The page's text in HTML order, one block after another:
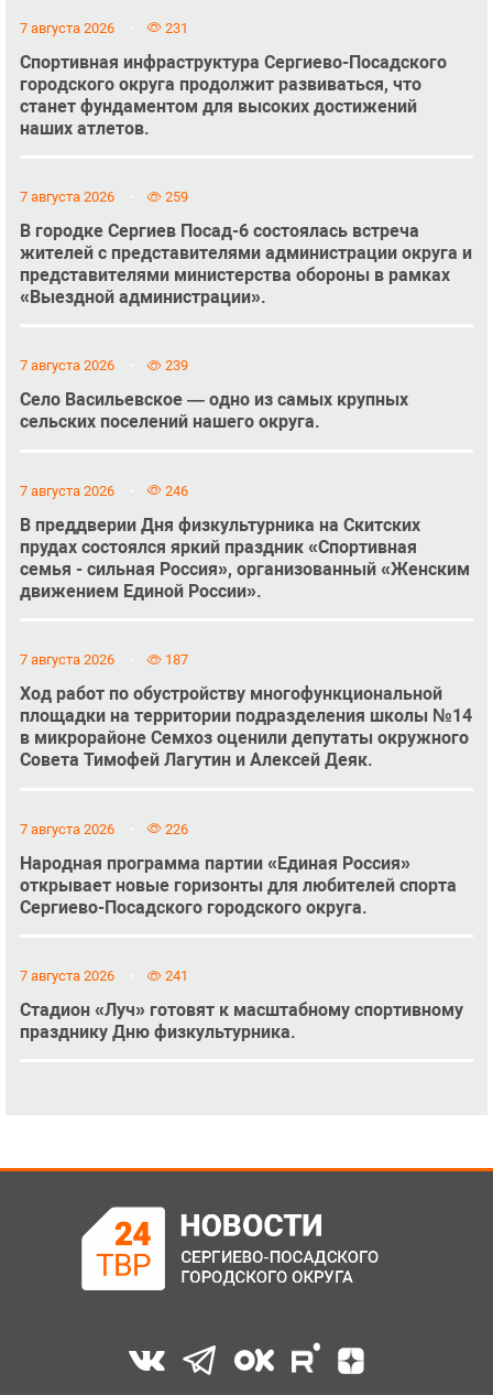
7 августа 2026 231
Спортивная инфраструктура Сергиево-Посадского
городского округа продолжит развиваться, что
станет фундаментом для высоких достижений
наших атлетов.
7 августа 2026 259
В городке Сергиев Посад-6 состоялась встреча
жителей с представителями администрации округа и
представителями министерства обороны в рамках
«Выездной администрации».
7 августа 2026 239
Село Васильевское — одно из самых крупных
сельских поселений нашего округа.
7 августа 2026 246
В преддверии Дня физкультурника на Скитских
прудах состоялся яркий праздник «Спортивная
семья - сильная Россия», организованный «Женским
движением Единой России».
7 августа 2026 187
Ход работ по обустройству многофункциональной
площадки на территории подразделения школы №14
в микрорайоне Семхоз оценили депутаты окружного
Совета Тимофей Лагутин и Алексей Деяк.
7 августа 2026 226
Народная программа партии «Единая Россия»
открывает новые горизонты для любителей спорта
Сергиево-Посадского городского округа.
7 августа 2026 241
Стадион «Луч» готовят к масштабному спортивному
празднику Дню физкультурника.